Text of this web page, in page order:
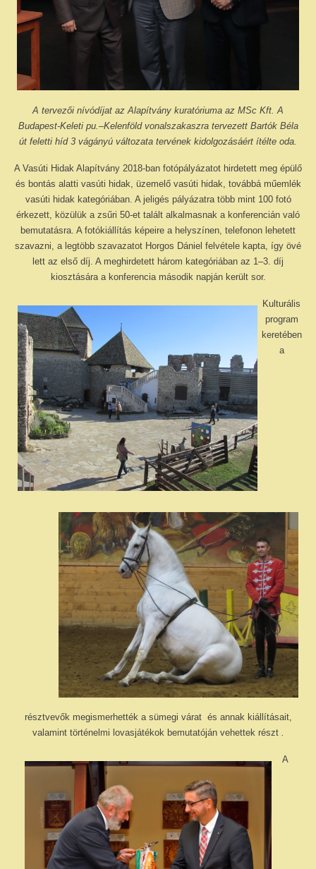
A tervezői nívódíjat az Alapítvány kuratóriuma az MSc Kft. A
Budapest-Keleti pu.–Kelenföld vonalszakaszra tervezett Bartók Béla
út feletti híd 3 vágányú változata tervének kidolgozásáért ítélte oda.
A Vasúti Hidak Alapítvány 2018-ban fotópályázatot hirdetett meg épülő
és bontás alatti vasúti hidak, üzemelő vasúti hidak, továbbá műemlék
vasúti hidak kategóriában. A jeligés pályázatra több mint 100 fotó
érkezett, közülük a zsűri 50-et talált alkalmasnak a konferencián való
bemutatásra. A fotókiállítás képeire a helyszínen, telefonon lehetett
szavazni, a legtöbb szavazatot Horgos Dániel felvétele kapta, így övé
lett az első díj. A meghirdetett három kategóriában az 1–3. díj
kiosztására a konferencia második napján került sor.
Kulturális
program
keretében
a
résztvevők megismerhették a sümegi várat és annak kiállításait,
valamint történelmi lovasjátékok bemutatóján vehettek részt .
A